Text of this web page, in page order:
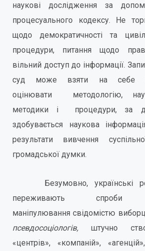
наукові дослідження за
процесуального кодексу. Не
щодо демократичності та
процедури, питання щодо
вільний доступ до інформації.
суд може взяти на себе
оцінювати методологію,
методики і процедури, за
здобувається наукова
результати вивчення
громадської думки.
Безумовно, українські
переживають спроби
маніпулювання свідомістю
псевдосоціологів, штучно
«центрів», «компаній»,